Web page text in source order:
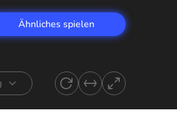
Ähnliches spielen